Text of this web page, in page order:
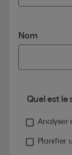
Nom
Quel est le
Analyser
Planifier